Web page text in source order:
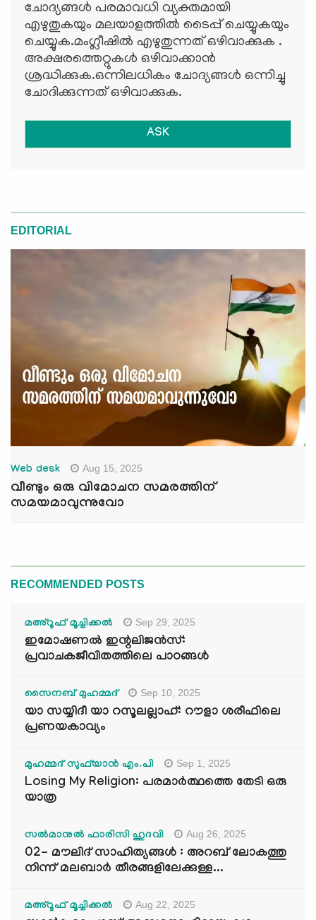
ചോദ്യങ്ങള്‍ പരമാവധി വ്യക്തമായി
എഴുതുകയും മലയാളത്തില്‍ ടൈപ്പ് ചെയ്യുകയും
ചെയ്യുക.മംഗ്ലീഷില്‍ എഴുതുന്നത് ഒഴിവാക്കുക .
അക്ഷരത്തെറ്റുകള്‍ ഒഴിവാക്കാന്‍
ശ്രദ്ധിക്കുക.ഒന്നിലധികം ചോദ്യങ്ങള്‍ ഒന്നിച്ചു
ചോദിക്കുന്നത് ഒഴിവാക്കുക.
ASK
EDITORIAL
Web desk Aug 15, 2025
വീണ്ടും ഒരു വിമോചന സമരത്തിന്
സമയമാവുന്നുവോ
RECOMMENDED POSTS
മഅ്റൂഫ് മൂച്ചിക്കല്‍ Sep 29, 2025
ഇമോഷണൽ ഇന്റലിജൻസ്:
പ്രവാചകജീവിതത്തിലെ പാഠങ്ങൾ
സൈനബ് മുഹമ്മദ് Sep 10, 2025
യാ സയ്യിദീ യാ റസൂലല്ലാഹ്: റൗളാ ശരീഫിലെ
പ്രണയകാവ്യം
മുഹമ്മദ് സുഫ്‌യാൻ എം.പി Sep 1, 2025
Losing My Religion: പരമാർത്ഥത്തെ തേടി ഒരു
യാത്ര
സൽമാനുൽ ഫാരിസി ഹുദവി Aug 26, 2025
02- മൗലിദ് സാഹിത്യങ്ങൾ : അറബ് ലോകത്തു
നിന്ന് മലബാർ തീരങ്ങളിലേക്കുള്ള...
മഅ്റൂഫ് മൂച്ചിക്കല്‍ Aug 22, 2025